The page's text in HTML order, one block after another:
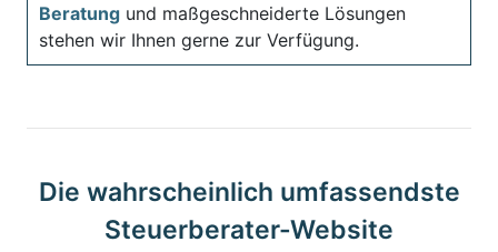
Beratung und maßgeschneiderte Lösungen
stehen wir Ihnen gerne zur Verfügung.
Die wahrscheinlich umfassendste
Steuerberater-Website